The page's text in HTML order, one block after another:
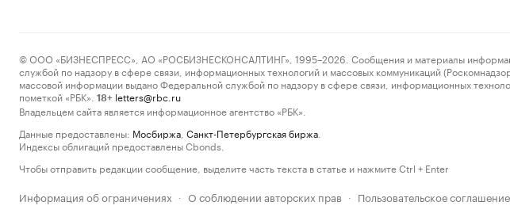
© ООО «БИЗНЕСПРЕСС», АО «РОСБИЗНЕСКОНСАЛТИНГ», 1995–2026. Сообщения и материалы
службой по надзору в сфере связи, информационных технологий и массовых коммуникаций
массовой информации выдано Федеральной службой по надзору в сфере связи, информационных
пометкой «РБК».
18+ letters@rbc.ru
Владельцем сайта является информационное агентство «РБК».
Данные предоставлены: Мосбиржа Санкт-Петербургская биржа
Индексы облигаций предоставлены Cbonds.
Чтобы отправить редакции сообщение, выделите часть текста в статье и нажмите Ctrl + Enter
Информация об ограничениях · О соблюдении авторских прав · Пользовательское соглашение